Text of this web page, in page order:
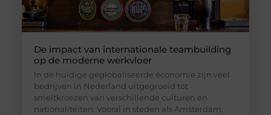
De impact van internationale teambuilding
op de moderne werkvloer
In de huidige geglobaliseerde economie zijn veel
bedrijven in Nederland uitgegroeid tot
smeltkroezen van verschillende culturen en
nationaliteiten. Vooral in steden als Amsterdam,